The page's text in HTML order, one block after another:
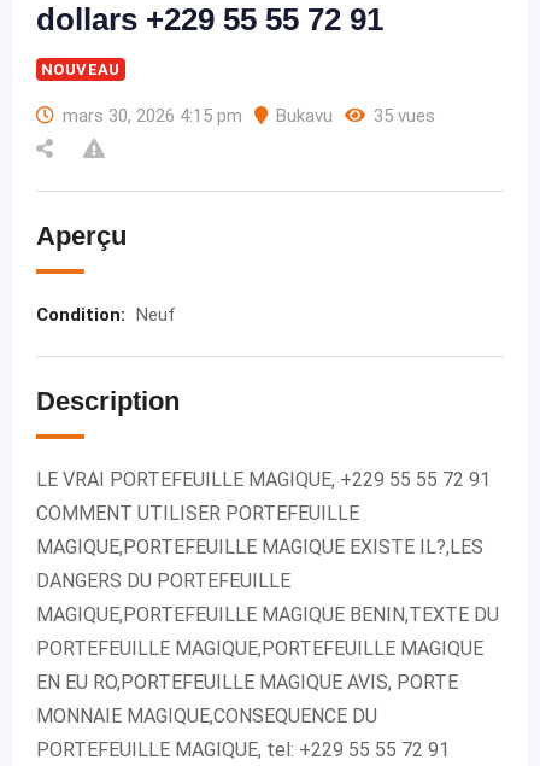
dollars +229 55 55 72 91
NOUVEAU
mars 30, 2026 4:15 pm Bukavu 35 vues
Aperçu
Condition: Neuf
Description
LE VRAI PORTEFEUILLE MAGIQUE, +229 55 55 72 91
COMMENT UTILISER PORTEFEUILLE
MAGIQUE,PORTEFEUILLE MAGIQUE EXISTE IL?,LES
DANGERS DU PORTEFEUILLE
MAGIQUE,PORTEFEUILLE MAGIQUE BENIN,TEXTE DU
PORTEFEUILLE MAGIQUE,PORTEFEUILLE MAGIQUE
EN EU RO,PORTEFEUILLE MAGIQUE AVIS, PORTE
MONNAIE MAGIQUE,CONSEQUENCE DU
PORTEFEUILLE MAGIQUE, tel: +229 55 55 72 91